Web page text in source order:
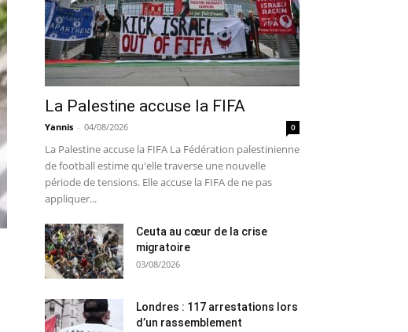
La Palestine accuse la FIFA
Yannis - 04/08/2026 0
La Palestine accuse la FIFA La Fédération palestinienne
de football estime qu'elle traverse une nouvelle
période de tensions. Elle accuse la FIFA de ne pas
appliquer...
Ceuta au cœur de la crise
migratoire
03/08/2026
Londres : 117 arrestations lors
d’un rassemblement